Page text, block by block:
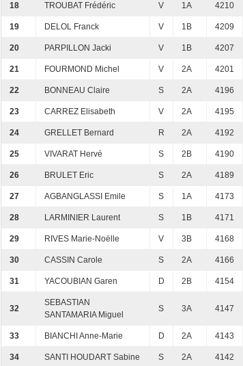
18 TROUBAT Frédéric V 1A 4210
19 DELOL Franck V 1B 4209
20 PARPILLON Jacki V 1B 4207
21 FOURMOND Michel V 2A 4201
22 BONNEAU Claire S 2A 4196
23 CARREZ Elisabeth V 2A 4195
24 GRELLET Bernard R 2A 4192
25 VIVARAT Hervé S 2B 4190
26 BRULET Eric S 2A 4189
27 AGBANGLASSI Emile S 1A 4173
28 LARMINIER Laurent S 1B 4171
29 RIVES Marie-Noëlle V 3B 4168
30 CASSIN Carole S 2A 4166
31 YACOUBIAN Garen D 2B 4154
32
SEBASTIAN
SANTAMARIA Miguel
S 3A 4147
33 BIANCHI Anne-Marie D 2A 4143
34 SANTI HOUDART Sabine S 2A 4142